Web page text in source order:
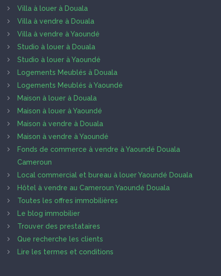
Villa à louer à Douala
Villa à vendre à Douala
Villa à vendre à Yaoundé
Studio à louer à Douala
Studio à louer à Yaoundé
Logements Meublés à Douala
Logements Meublés à Yaoundé
Maison à louer à Douala
Maison à louer à Yaoundé
Maison à vendre à Douala
Maison à vendre à Yaoundé
Fonds de commerce à vendre à Yaoundé Douala
Cameroun
Local commercial et bureau à louer Yaoundé Douala
Hôtel à vendre au Cameroun Yaoundé Douala
Toutes les offres immobilières
Le blog immobilier
Trouver des prestataires
Que recherche les clients
Lire les termes et conditions